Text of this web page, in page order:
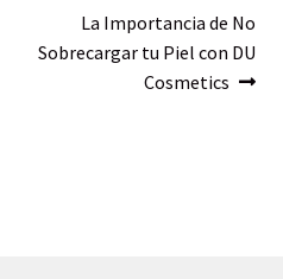
Next
post:
La Importancia de No
Sobrecargar tu Piel con DU
Cosmetics